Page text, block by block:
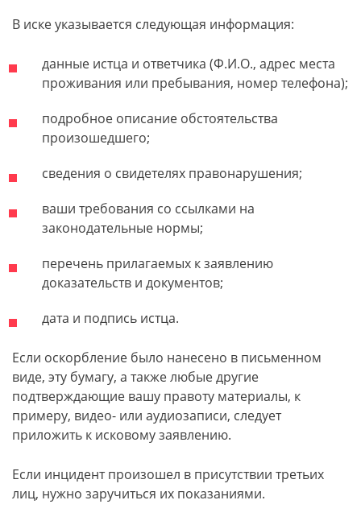
В иске указывается следующая информация:
данные истца и ответчика (Ф.И.О., адрес места
проживания или пребывания, номер телефона);
подробное описание обстоятельства
произошедшего;
сведения о свидетелях правонарушения;
ваши требования со ссылками на
законодательные нормы;
перечень прилагаемых к заявлению
доказательств и документов;
дата и подпись истца.
Если оскорбление было нанесено в письменном
виде, эту бумагу, а также любые другие
подтверждающие вашу правоту материалы, к
примеру, видео- или аудиозаписи, следует
приложить к исковому заявлению.
Если инцидент произошел в присутствии третьих
лиц, нужно заручиться их показаниями.